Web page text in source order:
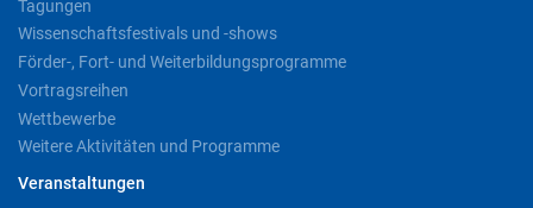
Tagungen
Wissenschaftsfestivals und -shows
Förder-, Fort- und Weiterbildungsprogramme
Vortragsreihen
Wettbewerbe
Weitere Aktivitäten und Programme
Veranstaltungen